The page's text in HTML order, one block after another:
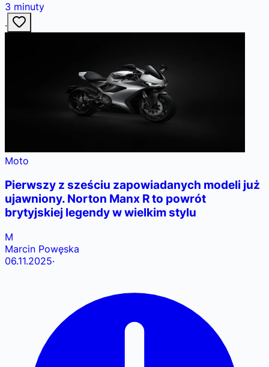
3 minuty
·
Moto
Pierwszy z sześciu zapowiadanych modeli już
ujawniony. Norton Manx R to powrót
brytyjskiej legendy w wielkim stylu
M
Marcin Powęska
06.11.2025·